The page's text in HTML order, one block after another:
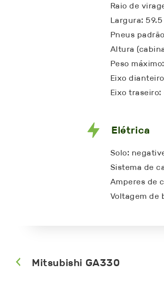
Raio de
Largura:
Pneus
Altura
Peso
Eixo
Eixo traseiro:
Elétrica
Solo:
Sistema de
Amperes de
Voltagem de
Mitsubishi GA330